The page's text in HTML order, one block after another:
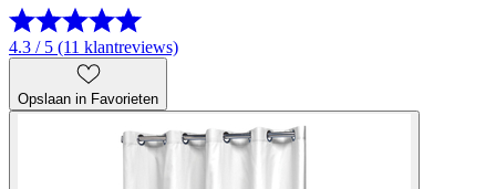
4.3 / 5 (11 klantreviews)
Opslaan in Favorieten